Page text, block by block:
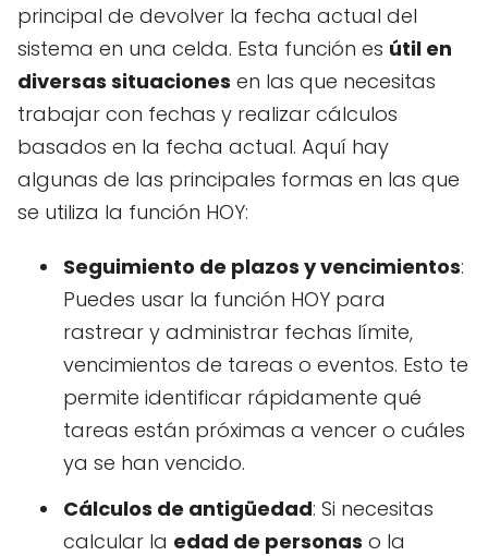
principal de devolver la fecha actual del
sistema en una celda. Esta función es útil en
diversas situaciones en las que necesitas
trabajar con fechas y realizar cálculos
basados en la fecha actual. Aquí hay
algunas de las principales formas en las que
se utiliza la función HOY:
Seguimiento de plazos y vencimientos:
Puedes usar la función HOY para
rastrear y administrar fechas límite,
vencimientos de tareas o eventos. Esto te
permite identificar rápidamente qué
tareas están próximas a vencer o cuáles
ya se han vencido.
Cálculos de antigüedad: Si necesitas
calcular la edad de personas o la